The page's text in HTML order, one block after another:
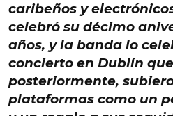
caribeños y
celebró su décimo
años, y la banda lo
concierto en Dublín
posteriormente,
plataformas como un